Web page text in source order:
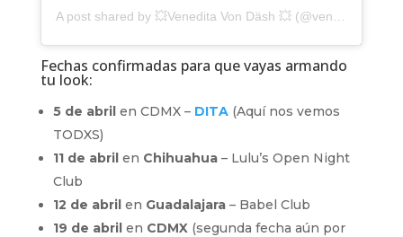
Fechas confirmadas para que vayas armando
tu look:
5 de abrilen CDMX – DITA(Aquí nos vemos
TODXS)
11 de abrilen Chihuahua– Lulu’s Open Night
Club
12 de abrilen Guadalajara– Babel Club
19 de abrilen CDMX(segunda fecha aún por